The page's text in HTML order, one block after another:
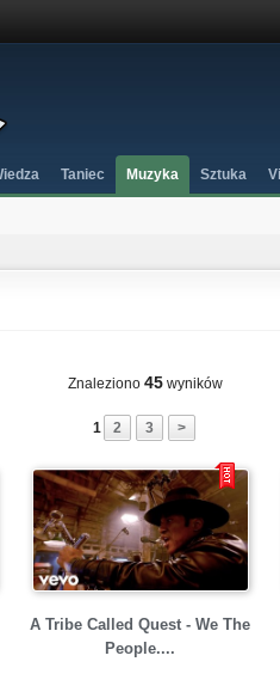
Taniec Muzyka Sztuka
Znaleziono 45 wyników
1 2 3 >
A Tribe Called Quest - We The
People....